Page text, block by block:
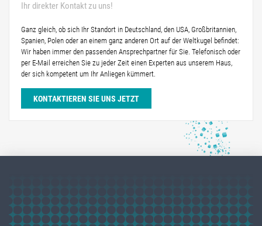
Ihr direkter Kontakt zu uns!
Ganz gleich, ob sich Ihr Standort in Deutschland, den USA, Großbritannien,
Spanien, Polen oder an einem ganz anderen Ort auf der Weltkugel befindet:
Wir haben immer den passenden Ansprechpartner für Sie. Telefonisch oder
per E-Mail erreichen Sie zu jeder Zeit einen Experten aus unserem Haus,
der sich kompetent um Ihr Anliegen kümmert.
KONTAKTIEREN SIE UNS JETZT